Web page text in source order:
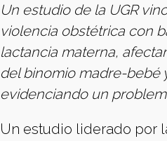
Un estudio de la UGR
violencia obstétrica con
lactancia materna,
del binomio madre-bebé
evidenciando un
Un estudio liderado por